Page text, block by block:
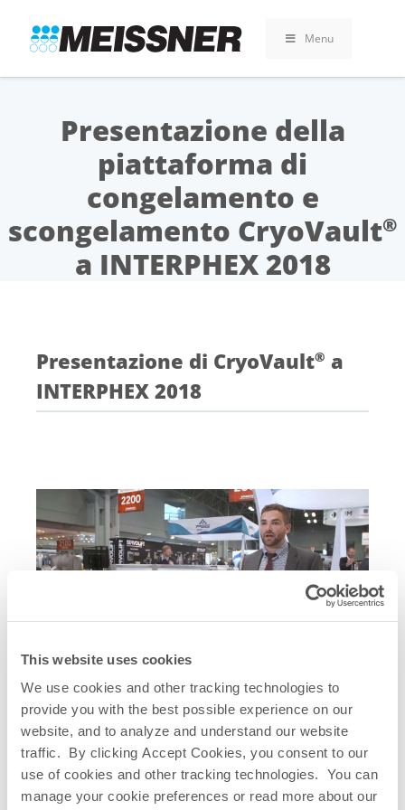
This website uses cookies
We use cookies and other tracking technologies to
provide you with the best possible experience on our
website, and to analyze and understand our website
traffic. By clicking Accept Cookies, you consent to our
use of cookies and other tracking technologies. You can
manage your cookie preferences or read more about our
search
footer
contenuto
Menu
Presentazione della
piattaforma di
congelamento e
scongelamento CryoVault®
a INTERPHEX 2018
Presentazione di CryoVault® a
INTERPHEX 2018
Collegamenti rapidi correlati
Piattaforma di congelamento e
scongelamento CryoVault
®
Brochure CryoVault ®
CryoVault ®
– Caricamento nel freezer su